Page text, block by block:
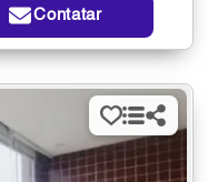
Contatar